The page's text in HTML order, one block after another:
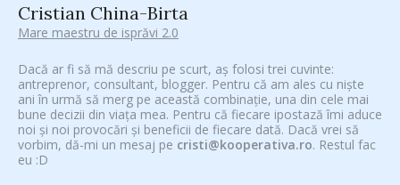
Cristian China-Birta
Mare maestru de isprăvi 2.0
Dacă ar fi să mă descriu pe scurt, aș folosi trei cuvinte:
antreprenor, consultant, blogger. Pentru că am ales cu niște
ani în urmă să merg pe această combinație, una din cele mai
bune decizii din viața mea. Pentru că fiecare ipostază îmi aduce
noi și noi provocări și beneficii de fiecare dată. Dacă vrei să
vorbim, dă-mi un mesaj pe cristi@kooperativa.ro. Restul fac
eu :D